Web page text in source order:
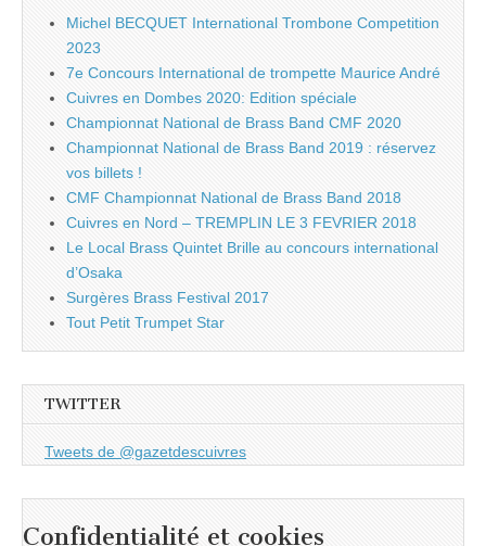
Michel BECQUET International Trombone Competition
2023
7e Concours International de trompette Maurice André
Cuivres en Dombes 2020: Edition spéciale
Championnat National de Brass Band CMF 2020
Championnat National de Brass Band 2019 : réservez
vos billets !
CMF Championnat National de Brass Band 2018
Cuivres en Nord – TREMPLIN LE 3 FEVRIER 2018
Le Local Brass Quintet Brille au concours international
d’Osaka
Surgères Brass Festival 2017
Tout Petit Trumpet Star
TWITTER
Tweets de @gazetdescuivres
Confidentialité et cookies